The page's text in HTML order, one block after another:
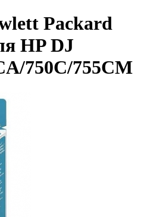
Packard
HP DJ
750C/755CM